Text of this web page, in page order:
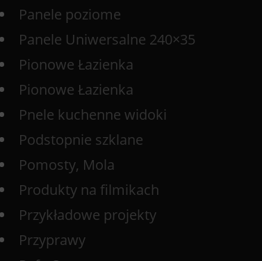
Panele poziome
Panele Uniwersalne 240×35
Pionowe Łazienka
Pionowe Łazienka
Pnele kuchenne widoki
Podstopnie szklane
Pomosty, Mola
Produkty na filmikach
Przykładowe projekty
Przyprawy